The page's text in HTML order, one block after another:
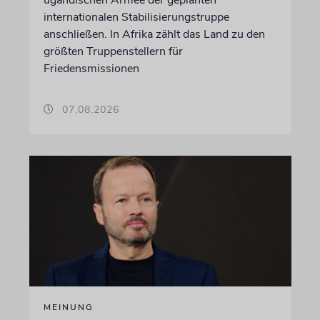
internationalen Stabilisierungstruppe
anschließen. In Afrika zählt das Land zu den
größten Truppenstellern für
Friedensmissionen
07.08.2026
MEINUNG